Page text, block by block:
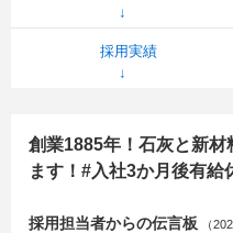
採用実績
創業1885年！石灰と新材
ます！#入社3か月後有給
採用担当者からの伝言板 （